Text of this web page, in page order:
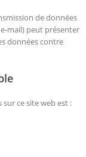
de données
mail) peut présenter
données contre
ce site web est :